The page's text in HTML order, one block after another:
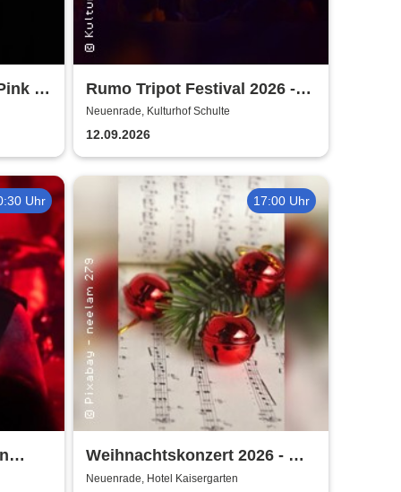
-
Rumo Tripot Festival 2026 -
Dein Festival im Sauerland
Neuenrade, Kulturhof Schulte
12.09.2026
Uhr 17:00 Uhr
Weihnachtskonzert 2026 - mit
MV Affeln, MGV Liederkranz,
Neuenrade, Hotel Kaisergarten